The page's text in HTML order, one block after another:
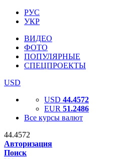
РУС
УКР
ВИДЕО
ФОТО
ПОПУЛЯРНЫЕ
СПЕЦПРОЕКТЫ
USD
USD 44.4572
EUR 51.2486
Все курсы валют
44.4572
Авторизация
Поиск